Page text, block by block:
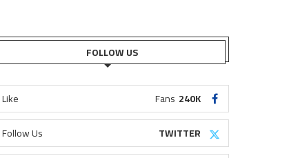
FOLLOW US
240K
Fans
Like
TWITTER
Follow Us